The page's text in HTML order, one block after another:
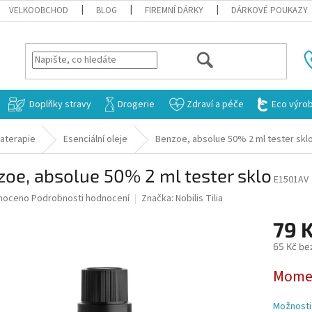
VELKOOBCHOD BLOG FIREMNÍ DÁRKY DÁRKOVÉ POUKAZY
HLEDAT
Doplňky stravy Drogerie Zdraví a péče Eco
Esenciální oleje Benzoe, absolue 50% 2 ml tester sklo
absolue 50% 2 ml tester sklo E1501AV
Podrobnosti hodnocení Značka: Nobilis Tilia
79
65 Kč
cena: